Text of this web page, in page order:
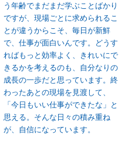
う年齢でまだまだ学ぶことばかり
ですが、現場ごとに求められるこ
とが違うからこそ、毎日が新鮮
で、仕事が面白いんです。どうす
ればもっと効率よく、きれいにで
きるかを考えるのも、自分なりの
成長の一歩だと思っています。終
わったあとの現場を見渡して、
「今日もいい仕事ができたな」と
思える。そんな日々の積み重ね
が、自信になっています。